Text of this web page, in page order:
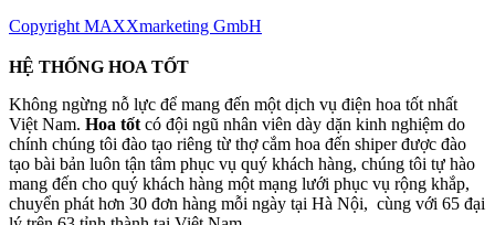
Copyright MAXXmarketing GmbH
HỆ THỐNG HOA TỐT
Không ngừng nỗ lực để mang đến một dịch vụ điện hoa tốt nhất
Việt Nam. Hoa tốt có đội ngũ nhân viên dày dặn kinh nghiệm do
chính chúng tôi đào tạo riêng từ thợ cắm hoa đến shiper được đào
tạo bài bản luôn tận tâm phục vụ quý khách hàng, chúng tôi tự hào
mang đến cho quý khách hàng một mạng lưới phục vụ rộng khắp,
chuyển phát hơn 30 đơn hàng mỗi ngày tại Hà Nội, cùng với 65 đại